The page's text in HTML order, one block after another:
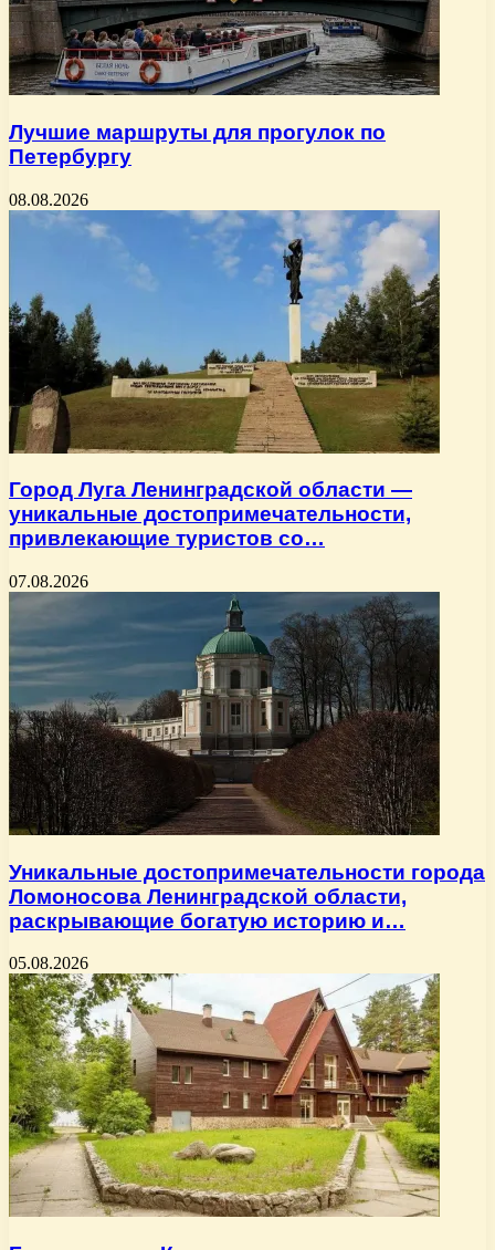
Лучшие маршруты для прогулок по
Петербургу
08.08.2026
Город Луга Ленинградской области —
уникальные достопримечательности,
привлекающие туристов со…
07.08.2026
Уникальные достопримечательности города
Ломоносова Ленинградской области,
раскрывающие богатую историю и…
05.08.2026